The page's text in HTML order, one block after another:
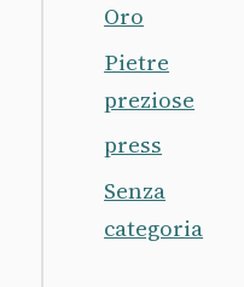
Oro
Pietre
preziose
press
Senza
categoria